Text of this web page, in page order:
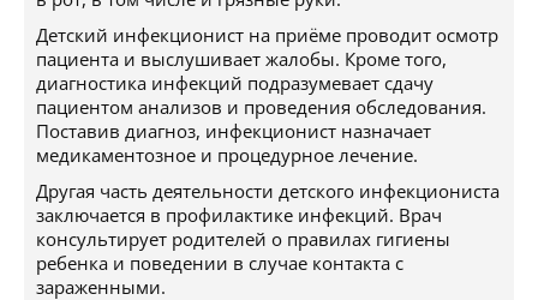
Детский инфекционист на приёме проводит осмотр
пациента и выслушивает жалобы. Кроме того,
диагностика инфекций подразумевает сдачу
пациентом анализов и проведения обследования.
Поставив диагноз, инфекционист назначает
медикаментозное и процедурное лечение.
Другая часть деятельности детского инфекциониста
заключается в профилактике инфекций. Врач
консультирует родителей о правилах гигиены
ребенка и поведении в случае контакта с
зараженными.